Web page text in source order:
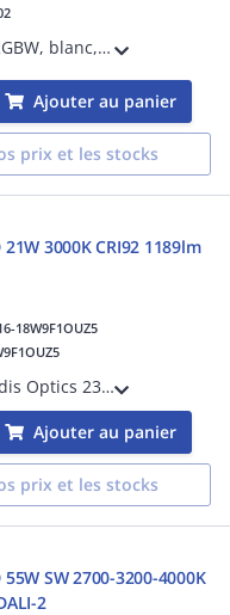
HB 302, 9 W, RGBW, blanc, IR, Luminaires de jardin, D 300 H 300, Matière synthétique (PE) opale
Ajouter au panier
prix et les stocks
3000K CRI92 1189lm
18W9F1OUZ5
Réverbère Modis Optics 2300mm LED 21W 3000K CRI92 1189lm ON-OFF 100-277V IP66 Gris urbain Aluminium
Ajouter au panier
prix et les stocks
SW 2700-3200-4000K
2